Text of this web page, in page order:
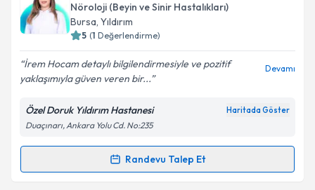
Nöroloji (Beyin ve Sinir Hastalıkları)
Bursa, Yıldırım
5 (1 Değerlendirme)
İrem Hocam detaylı bilgilendirmesiyle ve pozitif
yaklaşımıyla güven veren bir...
Devamı
Özel Doruk Yıldırım Hastanesi Haritada Göster
Duaçınarı, Ankara Yolu Cd. No:235
Randevu Talep Et
Randevu Takvimi Talebi